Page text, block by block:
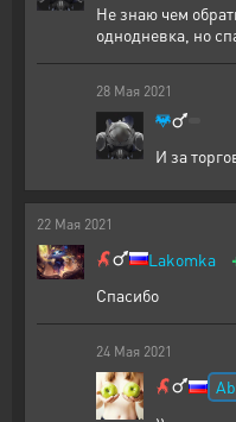
Не знаю чем
однодневка, но
28 Мая 2021
И за
22 Мая 2021
Lakomka
Спасибо
24 Мая 2021